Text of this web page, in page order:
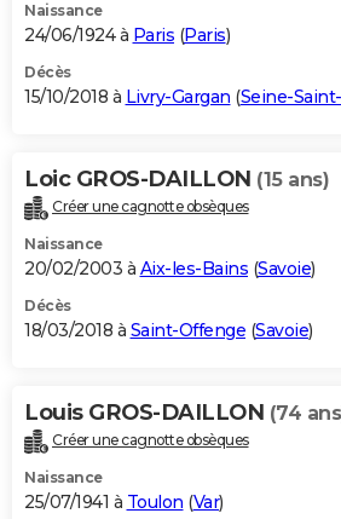
Naissance
24/06/1924 à Paris (Paris)
Décès
15/10/2018 à Livry-Gargan (Seine-
Loic GROS-DAILLON (15 ans)
Créer une cagnotte obsèques
Naissance
20/02/2003 à Aix-les-Bains (Savoie)
Décès
18/03/2018 à Saint-Offenge (Savoie)
Louis GROS-DAILLON (74
Créer une cagnotte obsèques
Naissance
25/07/1941 à Toulon (Var)